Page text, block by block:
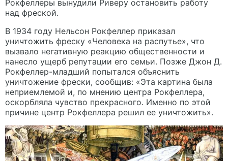
Рокфеллеры вынудили Риверу остановить работу
над фреской.
В 1934 году Нельсон Рокфеллер приказал
уничтожить фреску «Человека на распутье», что
вызвало негативную реакцию общественности и
нанесло ущерб репутации его семьи. Позже Джон Д.
Рокфеллер-младший попытался объяснить
уничтожение фрески, сообщив: «Эта картина была
неприемлемой и, по мнению центра Рокфеллера,
оскорбляла чувство прекрасного. Именно по этой
причине центр Рокфеллера решил ее уничтожить».